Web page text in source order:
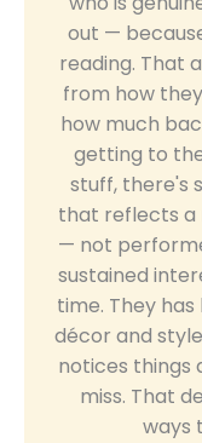
out —
reading. That
from how
how much
getting to
stuff, there's
that reflects a
— not
sustained
time. They
décor and
notices things
miss. That
ways